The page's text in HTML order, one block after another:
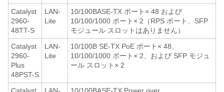
Catalyst
2960-
48TT-S
LAN-
Lite
10/100BASE-TX ポート× 48 および
10/100/1000 ポート× 2（RPS ポート、SFP
モジュール スロットはありません）
Catalyst
2960-
Plus
48PST-S
LAN-
Lite
10/100B SE-TX PoE ポート× 48、
10/100/1000 ポート× 2、および SFP モジュ
ール スロット× 2